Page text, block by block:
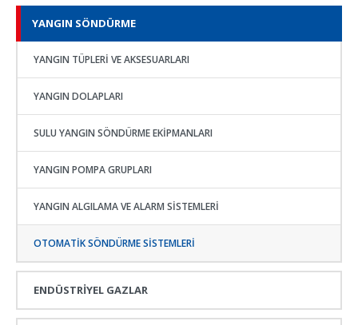
YANGIN SÖNDÜRME
YANGIN TÜPLERI VE AKSESUARLARI
YANGIN DOLAPLARI
SULU YANGIN SÖNDÜRME EKIPMANLARI
YANGIN POMPA GRUPLARI
YANGIN ALGILAMA VE ALARM SISTEMLERI
OTOMATIK SÖNDÜRME SISTEMLERI
ENDÜSTRİYEL GAZLAR